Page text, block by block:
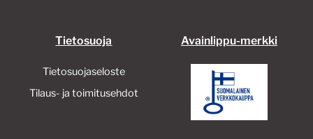
Tietosuoja
Tietosuojaseloste
Tilaus- ja toimitusehdot
Avainlippu-merkki